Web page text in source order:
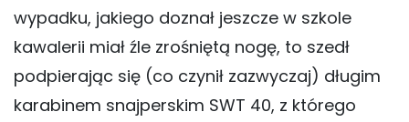
wypadku, jakiego doznał jeszcze w szkole
kawalerii miał źle zrośniętą nogę, to szedł
podpierając się (co czynił zazwyczaj) długim
karabinem snajperskim SWT 40, z którego